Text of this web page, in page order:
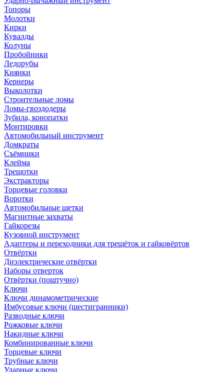
Топоры
Молотки
Кирки
Кувалды
Колуны
Пробойники
Ледорубы
Киянки
Кернеры
Выколотки
Строительные ломы
Ломы-гвоздодеры
Зубила, конопатки
Монтировки
Автомобильный инструмент
Домкраты
Съёмники
Клейма
Трещотки
Экстракторы
Торцевые головки
Воротки
Автомобильные щетки
Магнитные захваты
Гайкорезы
Кузовной инструмент
Адаптеры и переходники для трещёток и гайковёртов
Отвёртки
Диэлектрические отвёртки
Наборы отверток
Отвёртки (поштучно)
Ключи
Ключи динамометрические
Имбусовые ключи (шестигранники)
Разводные ключи
Рожковые ключи
Накидные ключи
Комбинированные ключи
Торцевые ключи
Трубные ключи
Ударные ключи